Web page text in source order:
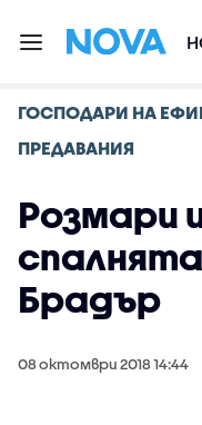
ГОСПОДАРИ НА
ПРЕДАВАНИЯ
Розмари
Брадър
08 октомври 2018 14:44